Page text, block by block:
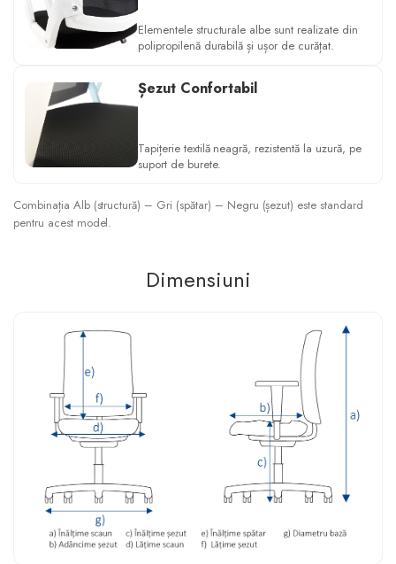
Elementele structurale albe sunt realizate din
polipropilenă durabilă și ușor de curățat.
Șezut Confortabil
Tapițerie textilă neagră, rezistentă la uzură, pe
suport de burete.
Combinația Alb (structură) – Gri (spătar) – Negru (șezut) este standard
pentru acest model.
Dimensiuni